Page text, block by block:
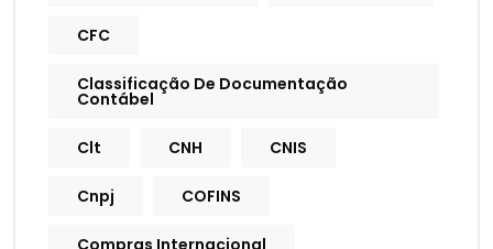
CFC
Classificação De Documentação
Contábel
Clt CNH CNIS
Cnpj COFINS